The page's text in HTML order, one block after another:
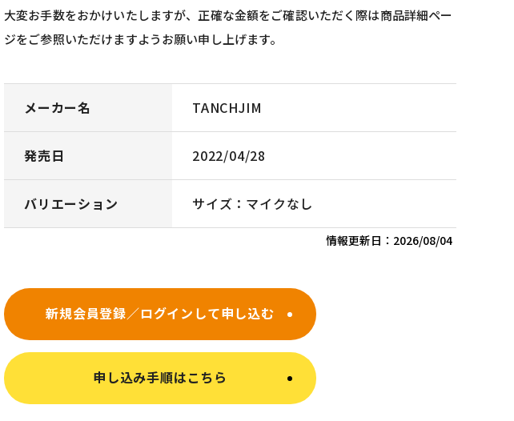
大変お手数をおかけいたしますが、正確な金額をご確認いただく際は商品詳細ペー
ジをご参照いただけますようお願い申し上げます。
メーカー名 TANCHJIM
発売日 2022/04/28
バリエーション サイズ：マイクなし
情報更新日： 2026/08/04
新規会員登録／ログインして申し込む
申し込み手順はこちら